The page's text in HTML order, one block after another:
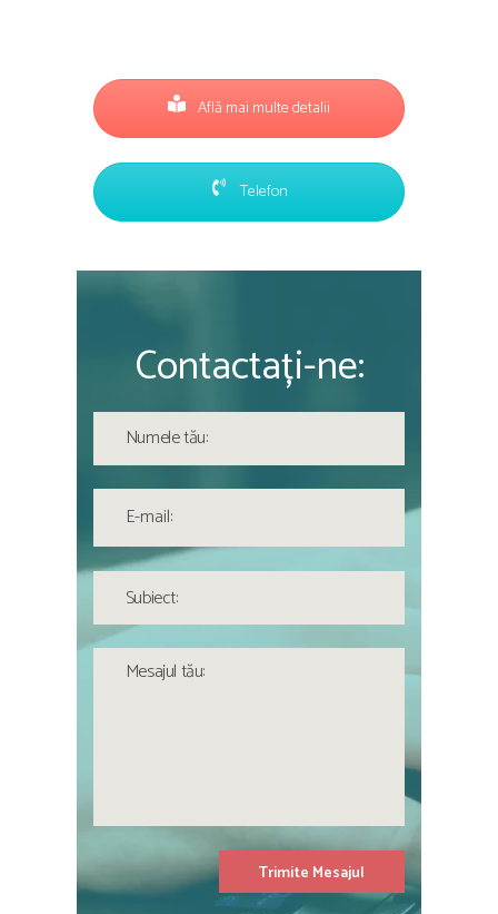
Află mai multe detalii
Telefon
Contactați-ne: